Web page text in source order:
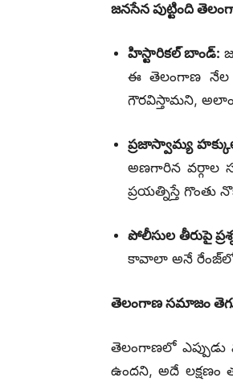
జనసేన పుట్టింది
హిస్టారికల్ బాండ్:
ఈ తెలంగాణ నేల
గౌరవిస్తామని,
ప్రజాస్వామ్య
అణగారిన వర్గాల
ప్రయత్నిస్తే గొంతు
పోలీసుల తీరుపై
కావాలా అనే రేంజ్‌లో
తెలంగాణ సమాజం
తెలంగాణలో ఎప్పుడు
ఉందని, అదే లక్షణం